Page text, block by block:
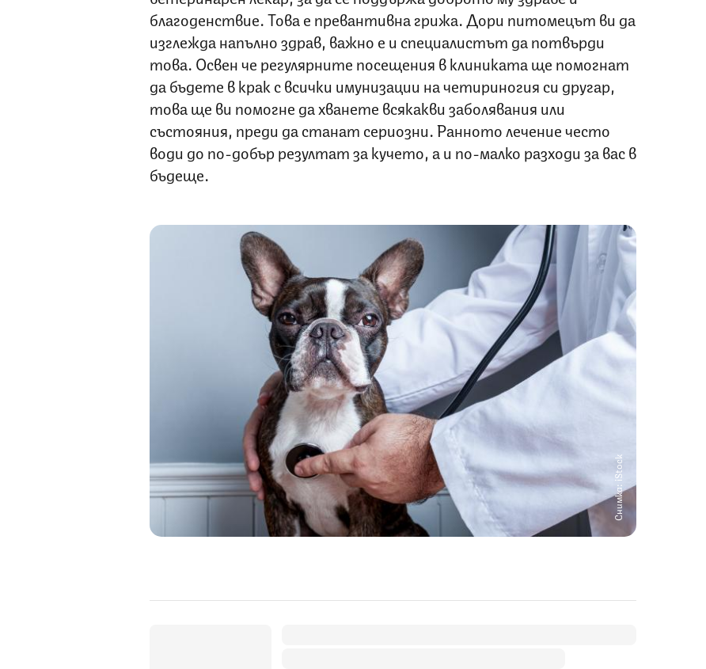
благоденствие. Това е превантивна грижа. Дори питомецът ви да
изглежда напълно здрав, важно е и специалистът да потвърди
това. Освен че регулярните посещения в клиниката ще помогнат
да бъдете в крак с всички имунизации на четириногия си другар,
това ще ви помогне да хванете всякакви заболявания или
състояния, преди да станат сериозни. Ранното лечение често
води до по-добър резултат за кучето, а и по-малко разходи за вас в
бъдеще.
Снимка: iStock